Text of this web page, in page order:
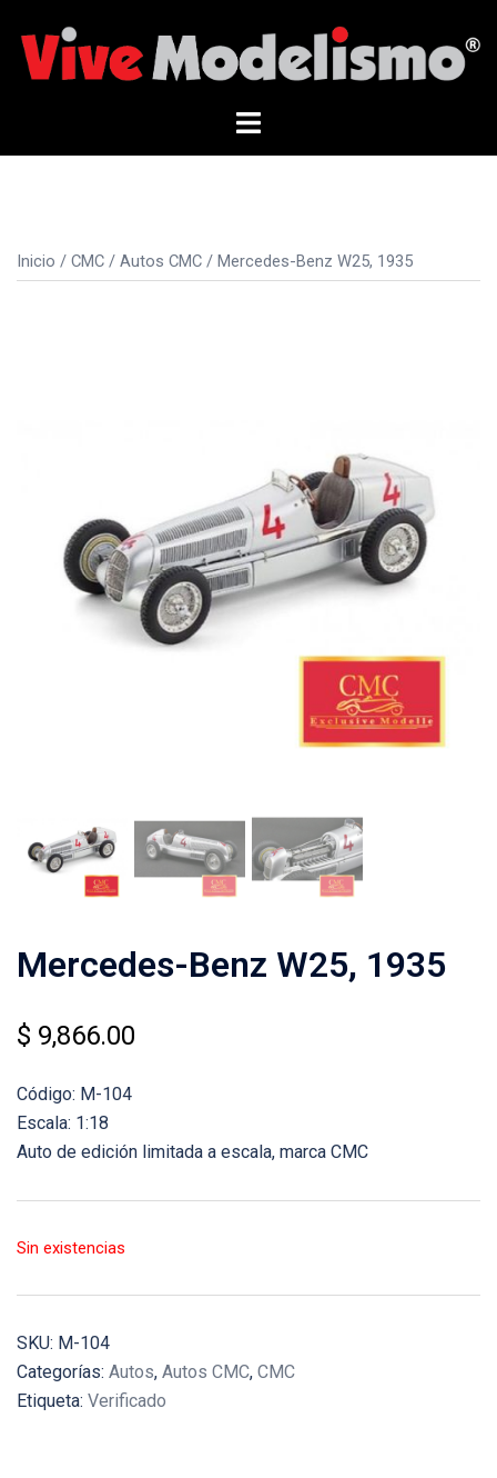
contenido
Alternar
Inicio / CMC / Autos CMC / Mercedes-Benz W25, 1935
Mercedes-Benz W25, 1935
$ 9,866.00
Código: M-104
Escala: 1:18
Auto de edición limitada a escala, marca CMC
Sin existencias
SKU: M-104
Categorías: Autos, Autos CMC, CMC
Etiqueta: Verificado